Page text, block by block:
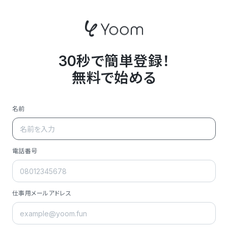
30秒で簡単登録！
無料で始める
名前
電話番号
仕事用メールアドレス